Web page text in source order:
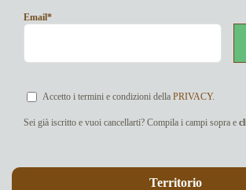
Email*
Accetto i termini e condizioni della PRIVACY.
Sei già iscritto e vuoi cancellarti? Compila i campi sopra e
Territorio